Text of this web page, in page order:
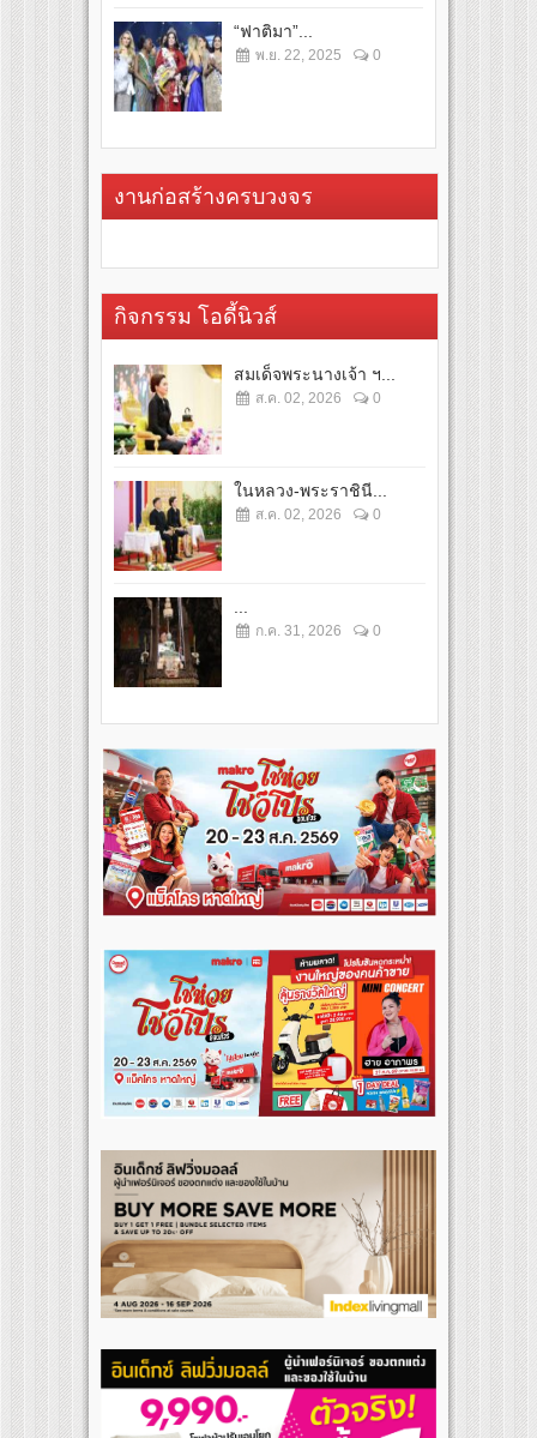
“ฟาติมา”...
พ.ย. 22, 2025 0
งานก่อสร้างครบวงจร
กิจกรรม โอดี้นิวส์
สมเด็จพระนางเจ้า ฯ...
ส.ค. 02, 2026 0
ในหลวง-พระราชินี...
ส.ค. 02, 2026 0
...
ก.ค. 31, 2026 0